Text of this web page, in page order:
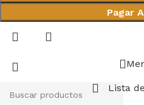
Pagar
Lista